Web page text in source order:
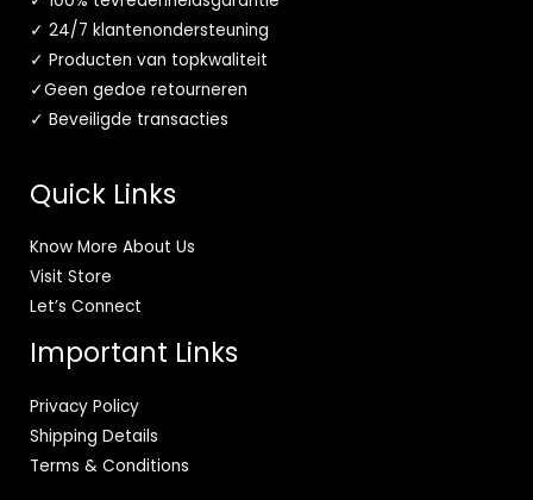
✓ 24/7 klantenondersteuning
✓ Producten van topkwaliteit
✓Geen gedoe retourneren
✓ Beveiligde transacties
Quick Links
Know More About Us
Visit Store
Let’s Connect
Important Links
Privacy Policy
Shipping Details
Terms & Conditions